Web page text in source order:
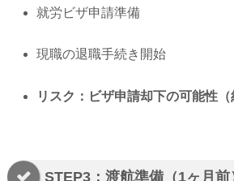
就労ビザ申請準備
現職の退職手続き開始
リスク：ビザ申請却下の可能性（
STEP3：渡航準備（1ヶ月前